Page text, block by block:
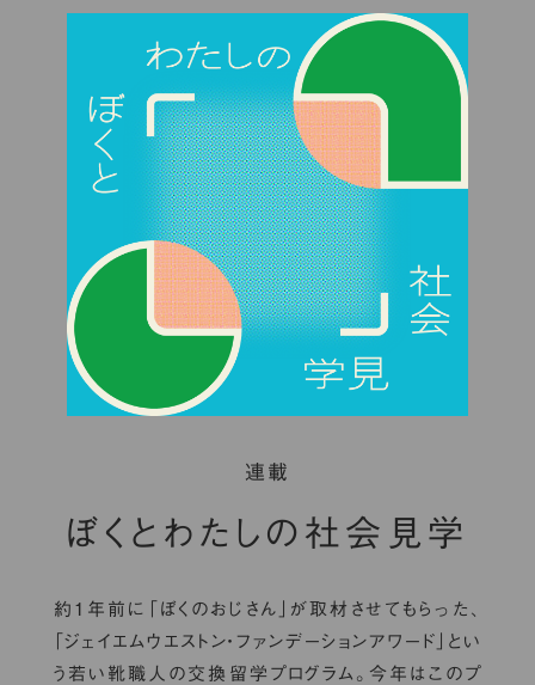
連載
ぼくとわたしの社会見学
約１年前に「ぼくのおじさん」が取材させてもらった、
「ジェイエムウエストン・ファンデーションアワード」とい
う若い靴職人の交換留学プログラム。今年はこのプ